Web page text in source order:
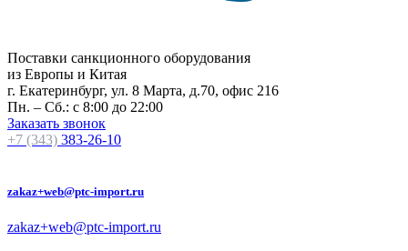
Поставки санкционного оборудования
из Европы и Китая
г. Екатеринбург, ул. 8 Марта, д.70, офис 216
Пн. – Сб.: с 8:00 до 22:00
Заказать звонок
+7 (343) 383-26-10
zakaz+web@ptc-import.ru
zakaz+web@ptc-import.ru